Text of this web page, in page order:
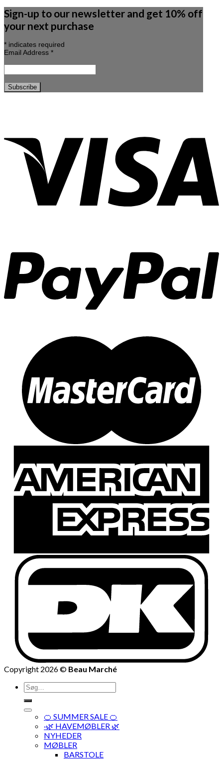
Sign-up to our newsletter and get 10% off
your next purchase
* indicates required
Email Address *
Copyright 2026 © Beau Marché
Søg
efter:
🍊 SUMMER SALE 🍊
·🌿 HAVEMØBLER 🌿
NYHEDER
MØBLER
BARSTOLE